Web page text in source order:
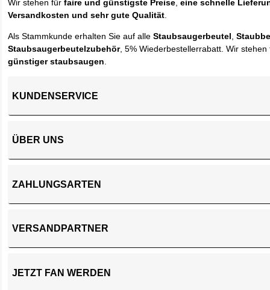
Wir stehen fürfaire und günstigste Preise,eine schnelle
Versandkosten und sehr gute Qualität.
Als Stammkunde erhalten Sie auf alleStaubsaugerbeutel,
Staubsaugerbeutelzubehör, 5% Wiederbestellerrabatt. Wir
günstiger staubsaugen.
KUNDENSERVICE
ÜBER UNS
ZAHLUNGSARTEN
VERSANDPARTNER
JETZT FAN WERDEN